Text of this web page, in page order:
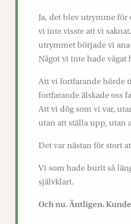
Ja, det blev utrymme för
vi inte visste att vi
utrymmet började vi ana
Något vi inte hade vågat
Att vi fortfarande hörde
fortfarande älskade oss
Att vi dög som vi var,
utan att ställa upp, utan
Det var nästan för stort
Vi som hade burit så
självklart.
Och nu. Äntligen.